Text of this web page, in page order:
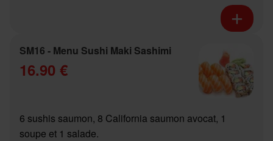
SM16 - Menu Sushi Maki Sashimi
16.90 €
6 sushis saumon, 8 California saumon avocat, 1
soupe et 1 salade.